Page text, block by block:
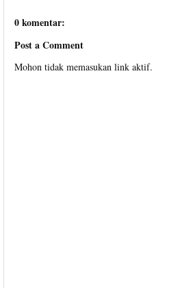
0 komentar:
Post a Comment
Mohon tidak memasukan link aktif.